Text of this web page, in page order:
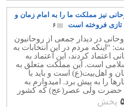
نیز مملکت ما را به امام زمان و
تازی فروخته است
۶
در دیدار جمعی از روحانیون
“اینکه مردم در این انتخابات به
اعتماد کردند، این اعتماد به
است. این مملکت متعلق به
و اهل‌بیت(ع) است و باید با
را به پیش برد. امیدوارم به
حضرت ولی عصر(عج) که کشور
اوست کارها پیش برود.”
پخش